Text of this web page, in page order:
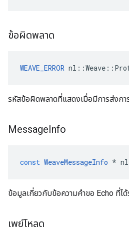
ข้อผิดพลาด
WEAVE_ERROR
รหัสข้อผิดพลาดที่แสดงเมื่อมีการส่งก
MessageInfo
const WeaveMessageInfo * nl
ข้อมูลเกี่ยวกับข้อความคำขอ Echo ที่ไ
เพย์โหลด